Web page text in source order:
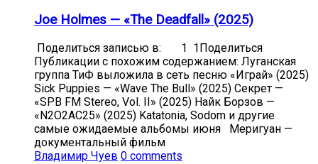
Joe Holmes — «The Deadfall» (2025)
Поделиться записью в: 1 1Поделиться
Публикации с похожим содержанием: Луганская
группа ТиФ выложила в сеть песню «Играй» (2025)
Sick Puppies — «Wave The Bull» (2025) Секрет —
«SPB FM Stereo, Vol. II» (2025) Найк Борзов —
«N2O2AC25» (2025) Katatonia, Sodom и другие
самые ожидаемые альбомы июня Меригуан —
документальный фильм
Владимир Чуев 0 comments